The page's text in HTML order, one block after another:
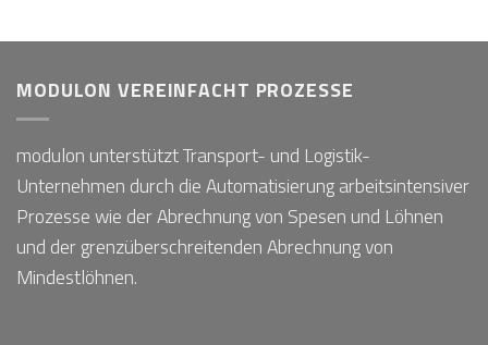
MODULON VEREINFACHT PROZESSE
modulon unterstützt Transport- und Logistik-
Unternehmen durch die Automatisierung arbeitsintensiver
Prozesse wie der Abrechnung von Spesen und Löhnen
und der grenzüberschreitenden Abrechnung von
Mindestlöhnen.